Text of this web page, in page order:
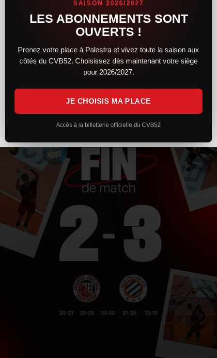
Après un premier set solide et engagé, le CVB52 n’a pas réussi
à maintenir son niveau face à Toulouse. Trop irréguliers et
pénalisés par plusieurs trous d’air, les Chaumontais s’inclinent
LIRE LA SUITE »
7 février 2026 20 h 26 min
SAISON 2026/2027
LES ABONNEMENTS SONT
OUVERTS !
Prenez votre place à Palestra et vivez toute la saison aux
côtés du CVB52. Choisissez dès maintenant votre siège
pour 2026/2027.
JE CHOISIS MA PLACE
Accès à la billetterie officielle du CVB52